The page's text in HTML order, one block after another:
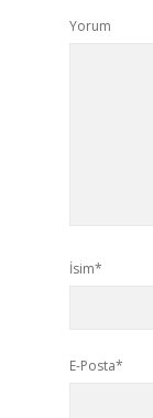
Yorum
İsim*
E-Posta*